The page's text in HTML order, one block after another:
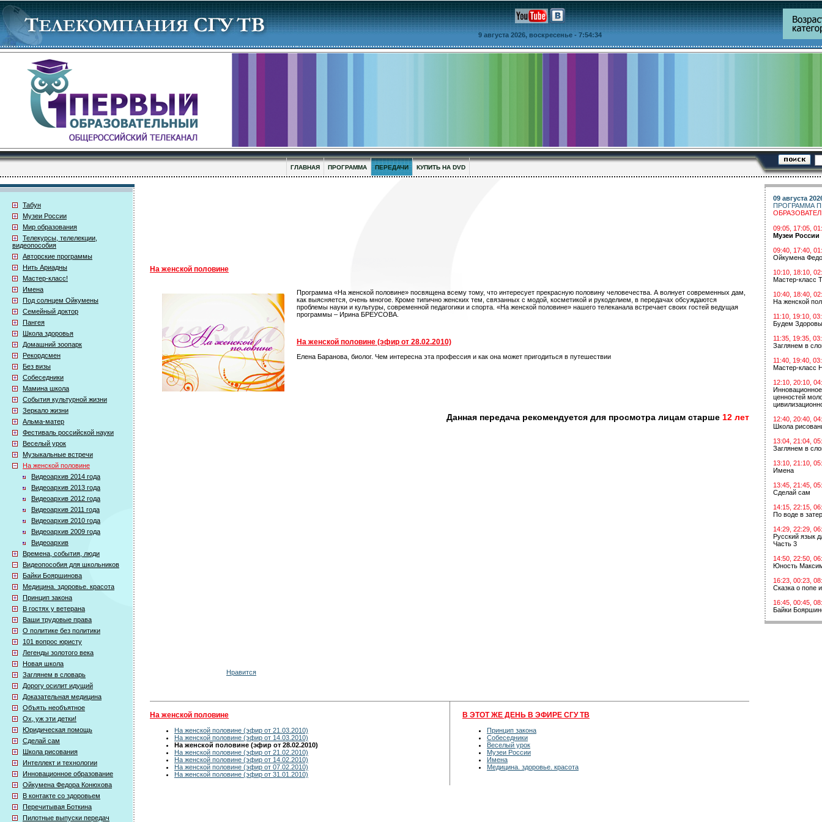
9 августа 2026, воскресенье - 7:54:34
ГЛАВНАЯ ПРОГРАММА ПЕРЕДАЧИ КУПИТЬ НА DVD
Табун
Музеи России
Мир образования
Телекурсы, телелекции,
видеопособия
Авторские программы
Нить Ариадны
Мастер-класс!
Имена
Под солнцем Ойкумены
Семейный доктор
Пангея
Школа здоровья
Домашний зоопарк
Рекордсмен
Без визы
Собеседники
Мамина школа
События культурной жизни
Зеркало жизни
Альма-матер
Фестиваль российской науки
Веселый урок
Музыкальные встречи
На женской половине
Видеоархив 2014 года
Видеоархив 2013 года
Видеоархив 2012 года
Видеоархив 2011 года
Видеоархив 2010 года
Видеоархив 2009 года
Видеоархив
Времена, события, люди
Видеопособия для школьников
Байки Бояршинова
Медицина. здоровье. красота
Принцип закона
В гостях у ветерана
Ваши трудовые права
О политике без политики
101 вопрос юристу
Легенды золотого века
Новая школа
Заглянем в словарь
Дорогу осилит идущий
Доказательная медицина
Объять необъятное
Ох, уж эти детки!
Юридическая помощь
Сделай сам
Школа рисования
Интеллект и технологии
Инновационное образование
Ойкумена Федора Конюхова
В контакте со здоровьем
Перечитывая Боткина
Пилотные выпуски передач
На женской половине
Программа «На женской половине» посвящена всему тому, что интересует прекрасную половину человечества. А волнует современных дам,
как выясняется, очень многое. Кроме типично женских тем, связанных с модой, косметикой и рукоделием, в передачах обсуждаются
проблемы науки и культуры, современной педагогики и спорта. «На женской половине» нашего телеканала встречает своих гостей ведущая
программы – Ирина БРЕУСОВА.
На женской половине (эфир от 28.02.2010)
Елена Баранова, биолог. Чем интересна эта профессия и как она может пригодиться в путешествии
Данная передача рекомендуется для просмотра лицам старше 12 лет
Нравится
На женской половине
На женской половине (эфир от 21.03.2010)
На женской половине (эфир от 14.03.2010)
На женской половине (эфир от 28.02.2010)
На женской половине (эфир от 21.02.2010)
На женской половине (эфир от 14.02.2010)
На женской половине (эфир от 07.02.2010)
На женской половине (эфир от 31.01.2010)
В ЭТОТ ЖЕ ДЕНЬ В ЭФИРЕ СГУ ТВ
Принцип закона
Собеседники
Веселый урок
Музеи России
Имена
Медицина. здоровье. красота
09 августа
ПРОГРАММА
09:05, 17:05,
Музеи России
09:40, 17:40,
Ойкумена
10:10, 18:10,
Мастер-класс
10:40, 18:40,
На женской
11:10, 19:10,
Будем
11:35, 19:35,
Заглянем в
11:40, 19:40,
Мастер-класс
12:10, 20:10,
ценностей
12:40, 20:40,
Школа
13:04, 21:04,
Заглянем в
13:10, 21:10,
Имена
13:45, 21:45,
Сделай сам
14:15, 22:15,
По воде в
14:29, 22:29,
Русский язык
Часть 3
14:50, 22:50,
Юность
16:23, 00:23,
Сказка о попе
16:45, 00:45,
Байки